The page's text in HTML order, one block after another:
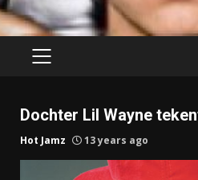
PRIMARY
Dochter Lil Wayne
Hot Jamz 13 years ago